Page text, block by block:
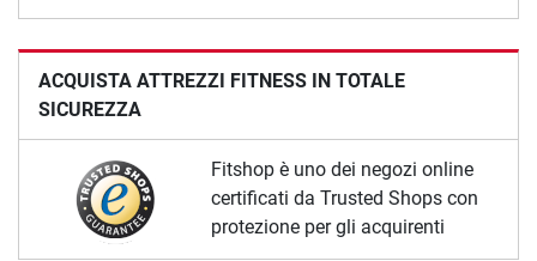
ACQUISTA ATTREZZI FITNESS IN TOTALE
SICUREZZA
Fitshop è uno dei negozi online
certificati da Trusted Shops con
protezione per gli acquirenti